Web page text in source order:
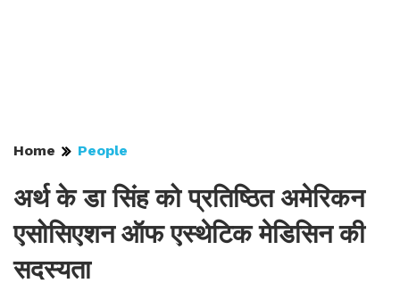
Home People
अर्थ के डा सिंह को प्रतिष्ठित अमेरिकन
एसोसिएशन ऑफ एस्थेटिक मेडिसिन की
सदस्यता